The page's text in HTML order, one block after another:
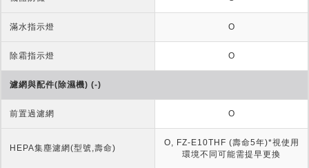
滿水指示燈 O
除霜指示燈 O
濾網與配件(除濕機) (-)
前置過濾網 O
HEPA集塵濾網(型號,壽命)
O, FZ-E10THF (壽命5年)*視使用
環境不同可能需提早更換